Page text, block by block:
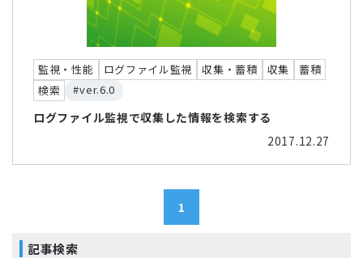
監視・性能 ログファイル監視 収集・蓄積 収集
蓄積
検索
#ver.6.0
ログファイル監視で収集した情報を検索する
2017.12.27
1
記事検索